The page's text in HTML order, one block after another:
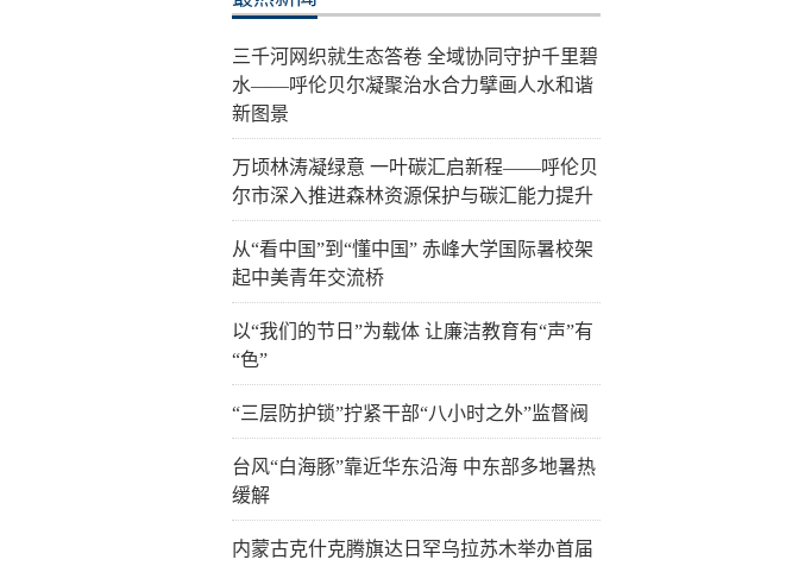
三千河网织就生态答卷 全域协同守护千里碧
水——呼伦贝尔凝聚治水合力擘画人水和谐
新图景
万顷林涛凝绿意 一叶碳汇启新程——呼伦贝
尔市深入推进森林资源保护与碳汇能力提升
从“看中国”到“懂中国” 赤峰大学国际暑校架
起中美青年交流桥
以“我们的节日”为载体 让廉洁教育有“声”有
“色”
“三层防护锁”拧紧干部“八小时之外”监督阀
台风“白海豚”靠近华东沿海 中东部多地暑热
缓解
内蒙古克什克腾旗达日罕乌拉苏木举办首届